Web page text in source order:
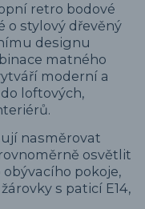
retro bodové
o stylový dřevěný
designu
matného
moderní a
loftových,
nasměrovat
osvětlit
pokoje,
s paticí E14,